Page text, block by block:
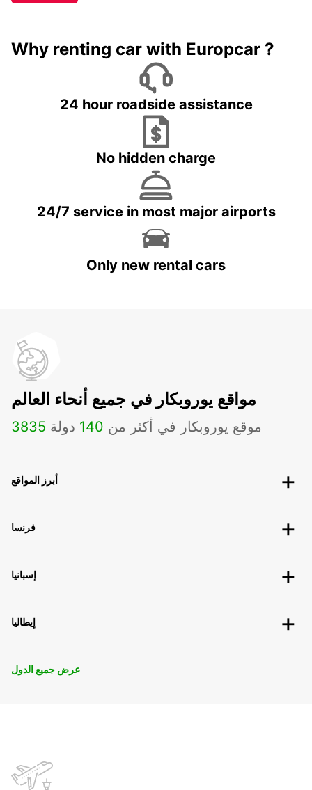
Why renting car with Europcar ?
24 hour roadside assistance
No hidden charge
24/7 service in most major airports
Only new rental cars
مواقع يوروبكار في جميع أنحاء العالم
3835 موقع يوروبكار في أكثر من 140 دولة
أبرز المواقع
فرنسا
إسبانيا
إيطاليا
عرض جميع الدول